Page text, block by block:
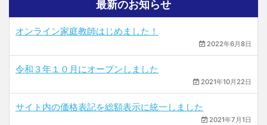
最新のお知らせ
オンライン家庭教師はじめました！
2022年6月8日
令和３年１０月にオープンしました
2021年10月22日
サイト内の価格表記を総額表示に統一しました
2021年7月1日